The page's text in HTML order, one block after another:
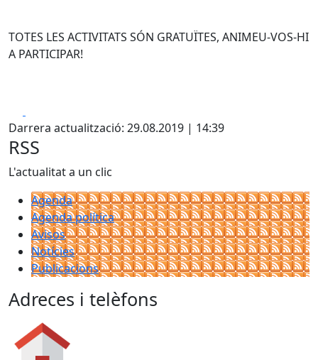
TOTES LES ACTIVITATS SÓN GRATUÏTES, ANIMEU-VOS-HI
A PARTICIPAR!
Darrera actualització: 29.08.2019 | 14:39
RSS
L'actualitat a un clic
Agenda
Agenda política
Avisos
Notícies
Publicacions
Adreces i telèfons